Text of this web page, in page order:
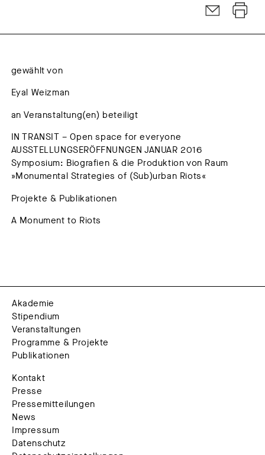
gewählt von
Eyal Weizman
an Veranstaltung(en) beteiligt
IN TRANSIT – Open space for everyone
AUSSTELLUNGSERÖFFNUNGEN JANUAR 2016
Symposium: Biografien & die Produktion von Raum
»Monumental Strategies of (Sub)urban Riots«
Projekte & Publikationen
A Monument to Riots
Akademie
Stipendium
Veranstaltungen
Programme & Projekte
Publikationen
Kontakt
Presse
Pressemitteilungen
News
Impressum
Datenschutz